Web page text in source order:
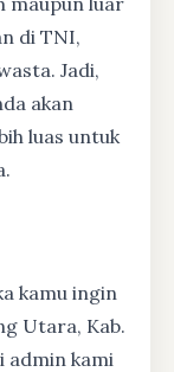
di TNI,
Jadi,
akan
luas untuk
kamu ingin
Utara, Kab.
admin kami